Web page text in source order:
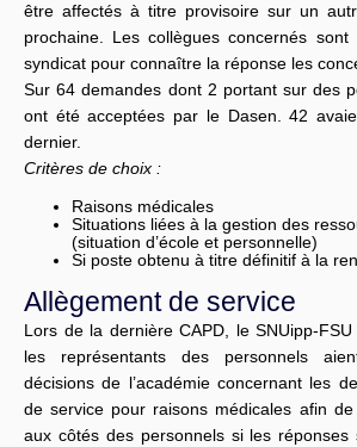
être affectés à titre provisoire sur un
prochaine. Les collègues concernés
syndicat pour connaître la réponse les
Sur 64 demandes dont 2 portant sur des
ont été acceptées par le Dasen. 42
dernier.
Critères de choix :
Raisons médicales
Situations liées à la gestion des
(situation d’école et personnelle)
Si poste obtenu à titre définitif à la
Allègement de service
Lors de la dernière CAPD, le SNUipp-
les représentants des personnels
décisions de l’académie concernant les
de service pour raisons médicales afin
aux côtés des personnels si les réponses